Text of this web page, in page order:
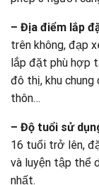
– Địa điểm lắp
trên không, đạp
lắp đặt phù hợp
đô thị, khu chung
thôn…
– Độ tuổi sử
16 tuổi trở lên,
và luyện tập thể
nhất.